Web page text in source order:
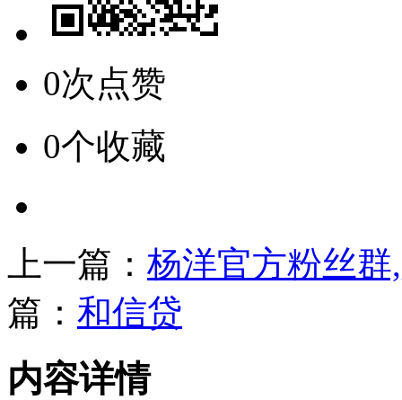
0次点赞
0个收藏
上一篇： 杨洋官方粉丝
篇： 和信贷
内容详情